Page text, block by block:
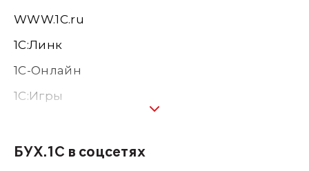
WWW.1С.ru
1С:Линк
1С-Онлайн
1C:Игры
1С:Консалтинг
БУХ.1С в соцсетях